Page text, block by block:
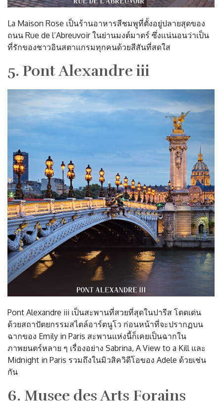
La Maison Rose เป็นร้านอาหารสีชมพูที่ตั้งอยู่ปลายสุดของ
ถนน Rue de l’Abreuvoir ในย่านมงต์มาตร์ ซึ่งแน่นอนว่าเป็น
ที่รักของชาวอินสตาแกรมทุกคนด้วยสีสันที่สดใส
5. Pont Alexandre iii
Pont Alexandre iii เป็นสะพานที่สวยที่สุดในปารีส โดดเด่น
ด้วยสถาปัตยกรรมสไตล์อาร์ตนูโว ก่อนหน้าที่จะปรากฏบน
ฉากของ Emily in Paris สะพานแห่งนี้ก็เคยเป็นฉากใน
ภาพยนตร์หลาย ๆ เรื่องอย่าง Sabrina, A View to a Kill และ
Midnight in Paris รวมถึงในมิวสิควิดีโอของ Adele ด้วยเช่น
กัน
6. Musee des Arts Forains